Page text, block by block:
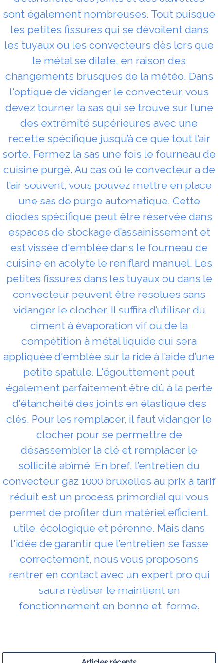
sont également nombreuses. Tout puisque
les petites fissures qui se dévoilent dans
les tuyaux ou les convecteurs dès lors que
le métal se dilate, en raison des
changements brusques de la météo. Dans
l'optique de vidanger le convecteur, vous
devez tourner la sas qui se trouve sur l’une
des extrémité supérieures avec une
recette spécifique jusqu’à ce que tout l’air
sorte. Fermez la sas une fois le fourneau de
cuisine purgé. Au cas où le convecteur a de
l’air souvent, vous pouvez mettre en place
une sas de purge automatique. Cette
diodes spécifique peut être réservée dans
espaces de stockage d’assainissement et
est vissée d'emblée dans le fourneau de
cuisine en acolyte le reniflard manuel. Les
petites fissures dans les tuyaux ou dans le
convecteur peuvent être résolues sans
vidanger le clocher. Il suffira d’utiliser du
ciment à évaporation vif ou de la
compétition à métal liquide qui sera
appliquée d'emblée sur la ride à l’aide d’une
petite spatule. L'égouttement peut
également parfaitement être dû à la perte
d'étanchéité des joints en élastique des
clés. Pour les remplacer, il faut vidanger le
clocher pour se permettre de
désassembler la clé et remplacer le
sollicité abîmé. En bref, l’entretien du
convecteur gaz 1000 bruxelles au prix à tarif
réduit est un process primordial qui vous
permet de profiter d’un matériel efficient,
utile, écologique et pérenne. Mais dans
l'idée de garantir que l’entretien se fasse
correctement, nous vous proposons
rentrer en contact avec un expert pro qui
saura réaliser le maintient en
fonctionnement en bonne et forme.